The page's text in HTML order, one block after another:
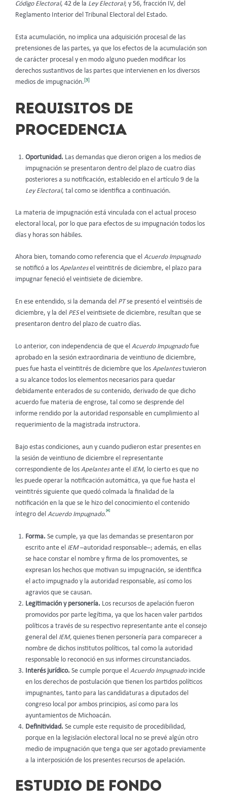
Código Electoral, 42 de la Ley Electoral; y 56, fracción IV, del
Reglamento Interior del Tribunal Electoral del Estado.
Esta acumulación, no implica una adquisición procesal de las
pretensiones de las partes, ya que los efectos de la acumulación son
de carácter procesal y en modo alguno pueden modificar los
derechos sustantivos de las partes que intervienen en los diversos
medios de impugnación.[3]
REQUISITOS DE
PROCEDENCIA
Oportunidad. Las demandas que dieron origen a los medios de
impugnación se presentaron dentro del plazo de cuatro días
posteriores a su notificación, establecido en el artículo 9 de la
Ley Electoral, tal como se identifica a continuación.
La materia de impugnación está vinculada con el actual proceso
electoral local, por lo que para efectos de su impugnación todos los
días y horas son hábiles.
Ahora bien, tomando como referencia que el Acuerdo Impugnado
se notificó a los Apelantesel veintitrés de diciembre, el plazo para
impugnar feneció el veintisiete de diciembre.
En ese entendido, si la demanda del PTse presentó el veintiséis de
diciembre, y la del PESel veintisiete de diciembre, resultan que se
presentaron dentro del plazo de cuatro días.
Lo anterior, con independencia de que el Acuerdo Impugnadofue
aprobado en la sesión extraordinaria de veintiuno de diciembre,
pues fue hasta el veintitrés de diciembre que los Apelantestuvieron
a su alcance todos los elementos necesarios para quedar
debidamente enterados de su contenido, derivado de que dicho
acuerdo fue materia de engrose, tal como se desprende del
informe rendido por la autoridad responsable en cumplimiento al
requerimiento de la magistrada instructora.
Bajo estas condiciones, aun y cuando pudieron estar presentes en
la sesión de veintiuno de diciembre el representante
correspondiente de los Apelantesante el IEM, lo cierto es que no
les puede operar la notificación automática, ya que fue hasta el
veintitrés siguiente que quedó colmada la finalidad de la
notificación en la que se le hizo del conocimiento el contenido
íntegro del Acuerdo Impugnado.
[4]
Forma. Se cumple, ya que las demandas se presentaron por
escrito ante el IEM–autoridad responsable–; además, en ellas
se hace constar el nombre y firma de los promoventes, se
expresan los hechos que motivan su impugnación, se identifica
el acto impugnado y la autoridad responsable, así como los
agravios que se causan.
Legitimación y personería. Los recursos de apelación fueron
promovidos por parte legítima, ya que los hacen valer partidos
políticos a través de su respectivo representante ante el consejo
general del IEM, quienes tienen personería para comparecer a
nombre de dichos institutos políticos, tal como la autoridad
responsable lo reconoció en sus informes circunstanciados.
Interés jurídico. Se cumple porque el Acuerdo Impugnado incide
en los derechos de postulación que tienen los partidos políticos
impugnantes, tanto para las candidaturas a diputados del
congreso local por ambos principios, así como para los
ayuntamientos de Michoacán.
Definitividad. Se cumple este requisito de procedibilidad,
porque en la legislación electoral local no se prevé algún otro
medio de impugnación que tenga que ser agotado previamente
a la interposición de los presentes recursos de apelación.
ESTUDIO DE FONDO